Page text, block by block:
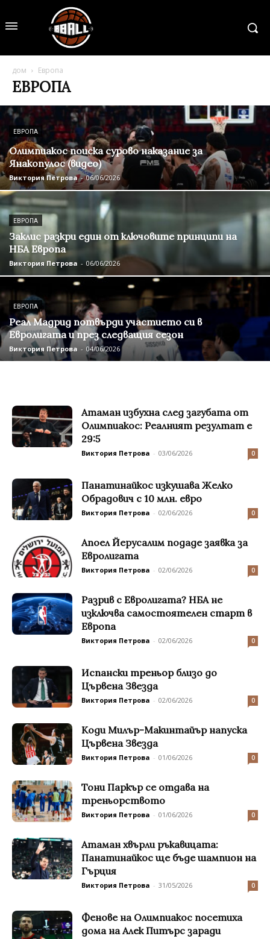
дом Европа
ЕВРОПА
ЕВРОПА
Олимпиакос поиска сурово наказание за
Янакопулос (видео)
Виктория Петрова - 06/06/2026
ЕВРОПА
Заклис разкри един от ключовите принципи на
НБА Европа
Виктория Петрова - 06/06/2026
ЕВРОПА
Реал Мадрид потвърди участието си в
Евролигата и през следващия сезон
Виктория Петрова - 04/06/2026
Атаман избухна след загубата от
Олимпиакос: Реалният резултат е
29:5
Виктория Петрова - 03/06/2026 0
Панатинайкос изкушава Желко
Обрадович с 10 млн. евро
Виктория Петрова - 02/06/2026 0
Aпоел Йерусалим подаде заявка за
Евролигата
Виктория Петрова - 02/06/2026 0
Разрив с Евролигата? НБА не
изключва самостоятелен старт в
Европа
Виктория Петрова - 02/06/2026 0
Испански треньор близо до
Цървена Звезда
Виктория Петрова - 02/06/2026 0
Коди Милър-Макинтайър напуска
Цървена Звезда
Виктория Петрова - 01/06/2026 0
Тони Паркър се отдава на
треньорството
Виктория Петрова - 01/06/2026 0
Атаман хвърли ръкавицата:
Панатинайкос ще бъде шампион на
Гърция
Виктория Петрова - 31/05/2026 0
Фенове на Олимпиакос посетиха
дома на Алек Питърс заради